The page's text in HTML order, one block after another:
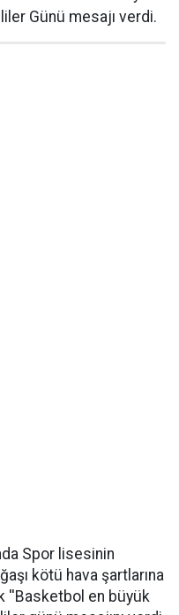
Günü mesajı verdi.
Spor lisesinin
kötü hava şartlarına
''Basketbol en büyük